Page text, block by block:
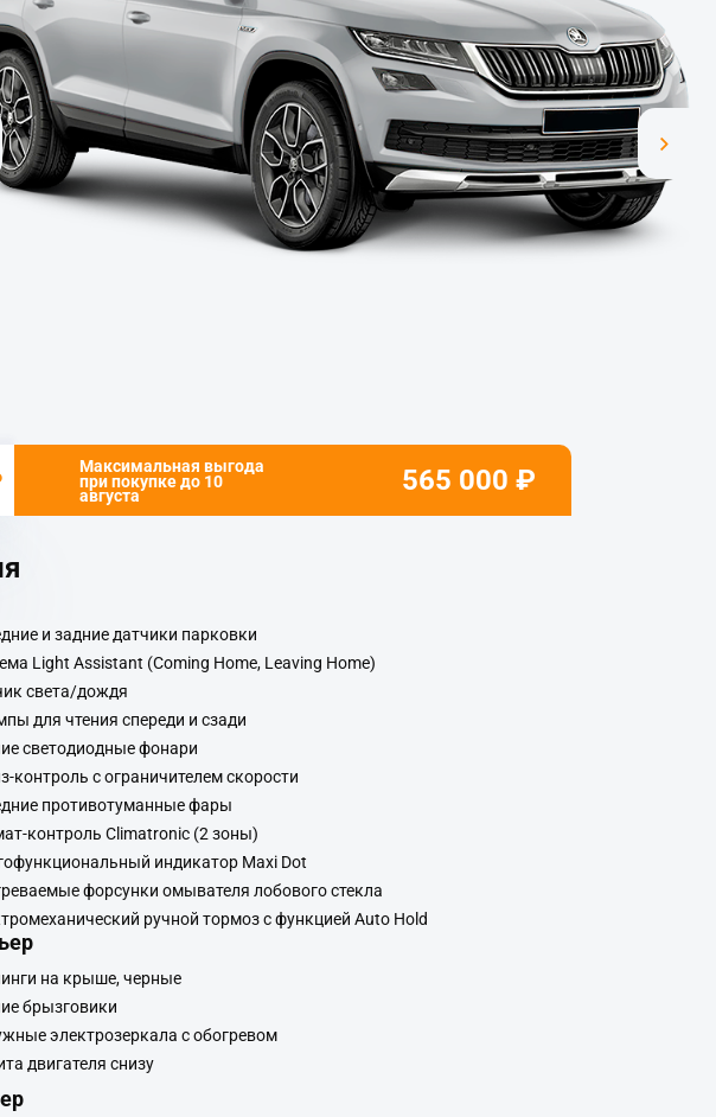
Максимальная выгода
при покупке до 10
августа 565 000 ₽
и задние датчики парковки
Light Assistant (Coming Home, Leaving Home)
света/дождя
для чтения спереди и сзади
светодиодные фонари
контроль с ограничителем скорости
противотуманные фары
контроль Climatronic (2 зоны)
индикатор Maxi Dot
форсунки омывателя лобового стекла
ручной тормоз с функцией Auto Hold
на крыше, черные
брызговики
электрозеркала с обогревом
двигателя снизу